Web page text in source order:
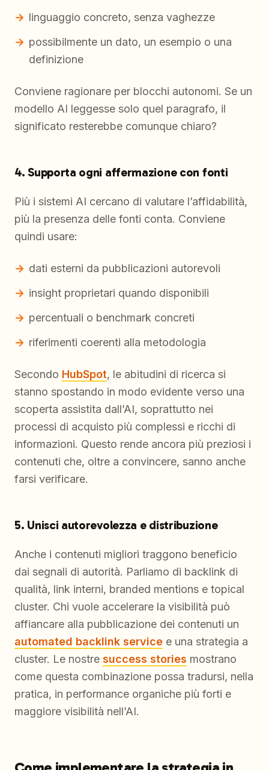
linguaggio concreto, senza vaghezze
possibilmente un dato, un esempio o una
definizione
Conviene ragionare per blocchi autonomi. Se un
modello AI leggesse solo quel paragrafo, il
significato resterebbe comunque chiaro?
4. Supporta ogni affermazione con fonti
Più i sistemi AI cercano di valutare l’affidabilità,
più la presenza delle fonti conta. Conviene
quindi usare:
dati esterni da pubblicazioni autorevoli
insight proprietari quando disponibili
percentuali o benchmark concreti
riferimenti coerenti alla metodologia
Secondo HubSpot, le abitudini di ricerca si
stanno spostando in modo evidente verso una
scoperta assistita dall’AI, soprattutto nei
processi di acquisto più complessi e ricchi di
informazioni. Questo rende ancora più preziosi i
contenuti che, oltre a convincere, sanno anche
farsi verificare.
5. Unisci autorevolezza e distribuzione
Anche i contenuti migliori traggono beneficio
dai segnali di autorità. Parliamo di backlink di
qualità, link interni, branded mentions e topical
cluster. Chi vuole accelerare la visibilità può
affiancare alla pubblicazione dei contenuti un
automated backlink service e una strategia a
cluster. Le nostre success stories mostrano
come questa combinazione possa tradursi, nella
pratica, in performance organiche più forti e
maggiore visibilità nell’AI.